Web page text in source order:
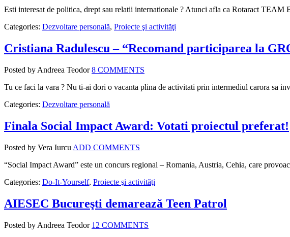
Esti interesat de politica, drept sau relatii internationale ? Atunci afla ca Rotaract
Categories: Dezvoltare personală, Proiecte şi activităţi
Cristiana Radulescu – “Recomand participarea la
Posted by Andreea Teodor 8 COMMENTS
Tu ce faci la vara ? Nu ti-ai dori o vacanta plina de activitati prin intermediul carora sa
Categories: Dezvoltare personală
Finala Social Impact Award: Votati proiectul preferat!
Posted by Vera Iurcu ADD COMMENTS
“Social Impact Award” este un concurs regional – Romania, Austria, Cehia, care
Categories: Do-It-Yourself, Proiecte şi activităţi
AIESEC Bucureşti demarează Teen Patrol
Posted by Andreea Teodor 12 COMMENTS